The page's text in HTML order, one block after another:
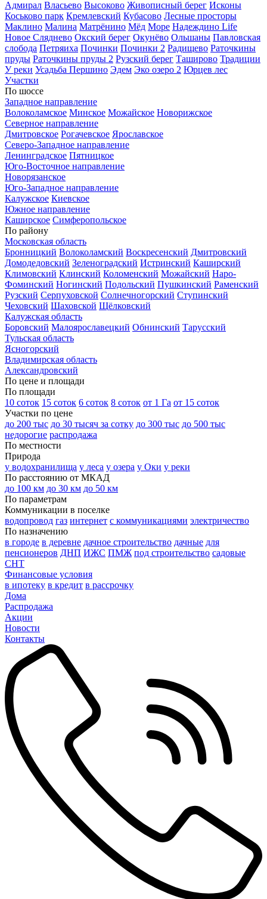
Адмирал Власьево Высоково Живописный берег Исконы
Коськово парк Кремлевский Кубасово Лесные просторы
Маклино Малина Матрёнино Мёд Море Надеждино Life
Новое Сляднево Окский берег Окунёво Ольшаны Павловская
слобода Петряиха Починки Починки 2 Радищево Раточкины
пруды Раточкины пруды 2 Рузский берег Таширово Традиции
У реки Усадьба Першино Эдем Эко озеро 2 Юрцев лес
Участки
По шоссе
Западное направление
Волоколамское Минское Можайское Новорижское
Северное направление
Дмитровское Рогачевское Ярославское
Северо-Западное направление
Ленинградское Пятницкое
Юго-Восточное направление
Новорязанское
Юго-Западное направление
Калужское Киевское
Южное направление
Каширское Симферопольское
По району
Московская область
Бронницкий Волоколамский Воскресенский Дмитровский
Домодедовский Зеленоградский Истринский Каширский
Климовский Клинский Коломенский Можайский Наро-
Фоминский Ногинский Подольский Пушкинский Раменский
Рузский Серпуховской Солнечногорский Ступинский
Чеховский Шаховской Щёлковский
Калужская область
Боровский Малоярославецкий Обнинский Тарусский
Тульская область
Ясногорский
Владимирская область
Александровский
По цене и площади
По площади
10 соток 15 соток 6 соток 8 соток от 1 Га от 15 соток
Участки по цене
до 200 тыс до 30 тысяч за сотку до 300 тыс до 500 тыс
недорогие распродажа
По местности
Природа
у водохранилища у леса у озера у Оки у реки
По расстоянию от МКАД
до 100 км до 30 км до 50 км
По параметрам
Коммуникации в поселке
водопровод газ интернет с коммуникациями электричество
По назначению
в городе в деревне дачное строительство дачные для
пенсионеров ДНП ИЖС ПМЖ под строительство садовые
СНТ
Финансовые условия
в ипотеку в кредит в рассрочку
Дома
Распродажа
Акции
Новости
Контакты